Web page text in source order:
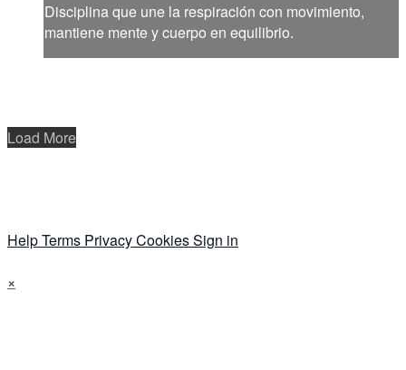
Disciplina que une la respiración con movimiento,
mantiene mente y cuerpo en equilibrio.
Load More
HelpTerms PrivacyCookiesSign in
×